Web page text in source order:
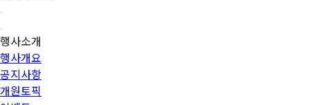
행사소개
행사개요
공지사항
개원토픽